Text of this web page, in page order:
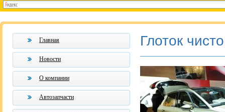
Главная
Новости
О компании
Автозапчасти
Глоток